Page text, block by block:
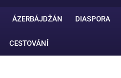
ÁZERBÁJDŽÁN DIASPORA
CESTOVÁNÍ